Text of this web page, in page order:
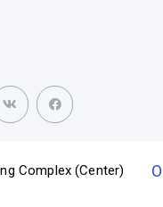
Complex (Center)